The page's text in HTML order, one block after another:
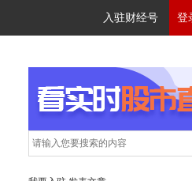
入驻财经号 登